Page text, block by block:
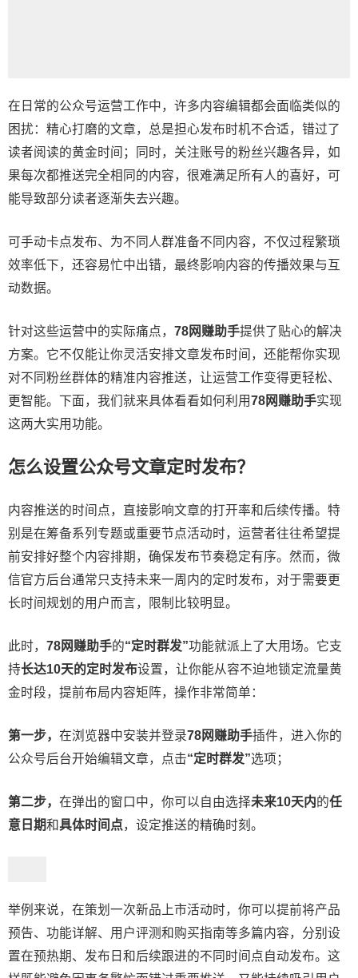
在日常的公众号运营工作中，许多内容编辑都会面临类似的
困扰：精心打磨的文章，总是担心发布时机不合适，错过了
读者阅读的黄金时间；同时，关注账号的粉丝兴趣各异，如
果每次都推送完全相同的内容，很难满足所有人的喜好，可
能导致部分读者逐渐失去兴趣。
可手动卡点发布、为不同人群准备不同内容，不仅过程繁琐
效率低下，还容易忙中出错，最终影响内容的传播效果与互
动数据。
针对这些运营中的实际痛点， 78网赚助手提供了贴心的解决
方案。它不仅能让你灵活安排文章发布时间，还能帮你实现
对不同粉丝群体的精准内容推送，让运营工作变得更轻松、
更智能。下面，我们就来具体看看如何利用78网赚助手实现
这两大实用功能。
怎么设置公众号文章定时发布？
内容推送的时间点，直接影响文章的打开率和后续传播。特
别是在筹备系列专题或重要节点活动时，运营者往往希望提
前安排好整个内容排期，确保发布节奏稳定有序。然而，微
信官方后台通常只支持未来一周内的定时发布，对于需要更
长时间规划的用户而言，限制比较明显。
此时， 78网赚助手的“定时群发”功能就派上了大用场。它支
持长达10天的定时发布设置，让你能从容不迫地锁定流量黄
金时段，提前布局内容矩阵，操作非常简单：
第一步， 在浏览器中安装并登录78网赚助手插件，进入你的
公众号后台开始编辑文章，点击“定时群发”选项；
第二步， 在弹出的窗口中，你可以自由选择未来10天内的任
意日期和具体时间点，设定推送的精确时刻。
举例来说，在策划一次新品上市活动时，你可以提前将产品
预告、功能详解、用户评测和购买指南等多篇内容，分别设
置在预热期、发布日和后续跟进的不同时间点自动发布。这